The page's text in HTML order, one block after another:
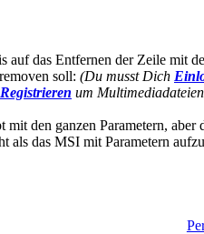
auf das Entfernen der Zeile mit
soll: (Du musst Dich
Registrieren um
den ganzen Parametern, aber
als das MSI mit Parametern